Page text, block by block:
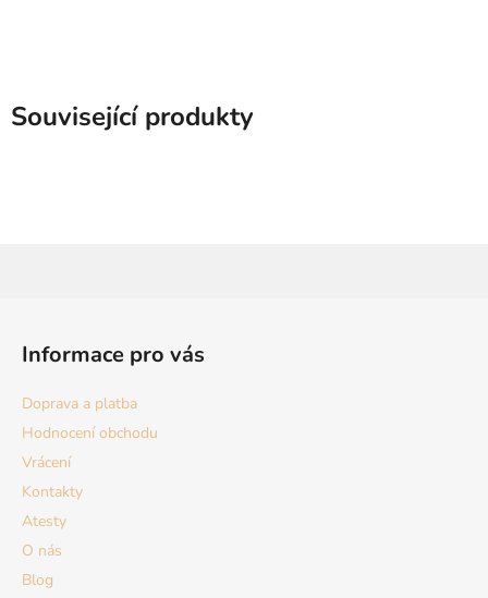
Související produkty
Informace pro vás
Doprava a platba
Hodnocení obchodu
Vrácení
Kontakty
Atesty
O nás
Blog